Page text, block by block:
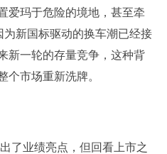
爱玛于危险的境地，甚至牵
为新国标驱动的换车潮已经接
新一轮的存量竞争，这种背
个市场重新洗牌。
了业绩亮点，但回看上市之